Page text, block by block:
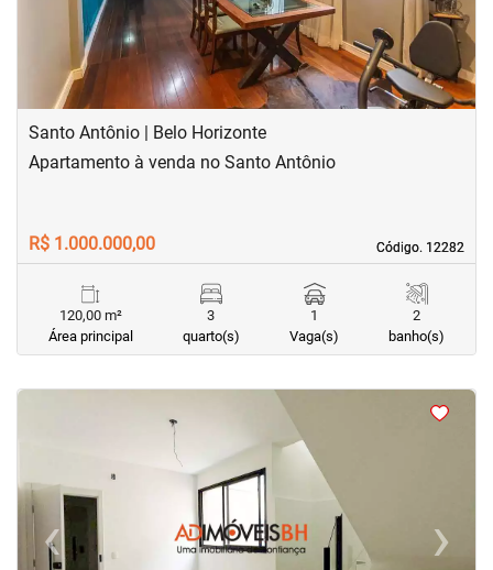
Santo Antônio | Belo Horizonte
Código. 12282
Código. 12282
Apartamento à venda no Santo Antônio
R$ 1.000.000,00
120,00 m²
Área principal
3
quarto(s)
1
Vaga(s)
2
banho(s)
‹
Previous ›Next